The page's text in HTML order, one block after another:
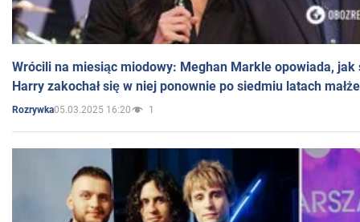
Wrócili na miesiąc miodowy: Meghan Markle opowiada, jak
Harry zakochał się w niej ponownie po siedmiu latach
Rozrywka05.03.2025 16:20 1